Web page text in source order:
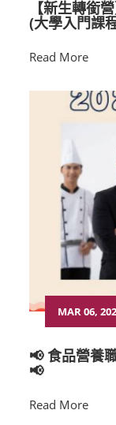
【新生轉銜
(大學入門課
Read More
MAR 06,
📢 食品營養
📢
Read More